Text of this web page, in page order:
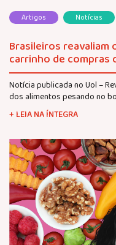
Artigos Notícias
Brasileiros reavaliam
carrinho de compras
Notícia publicada no Uol –
dos alimentos pesando no
+ LEIA NA ÍNTEGRA